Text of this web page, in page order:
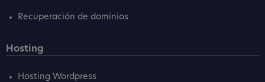
Recuperación de dominios
Hosting
Hosting Wordpress